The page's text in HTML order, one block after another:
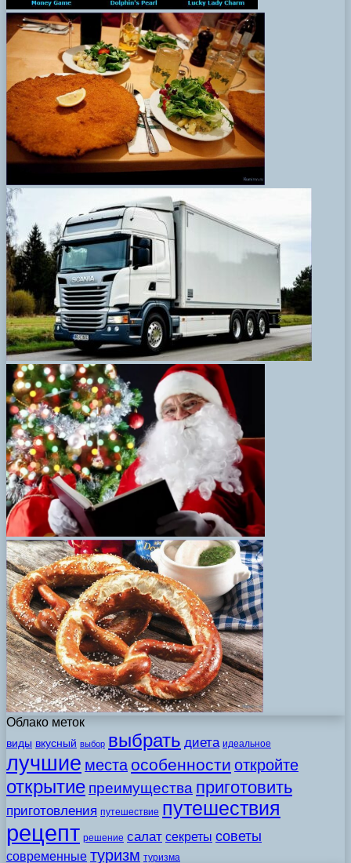
Облако меток
виды вкусный выбор выбрать диета идеальное
лучшие места особенности откройте
открытие преимущества приготовить
приготовления путешествие путешествия
рецепт решение салат секреты советы
современные туризм туризма